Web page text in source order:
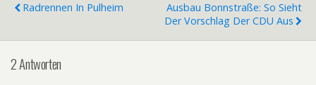
Radrennen In Pulheim
Ausbau Bonnstraße: So Sieht
Der Vorschlag Der CDU Aus
2 Antworten